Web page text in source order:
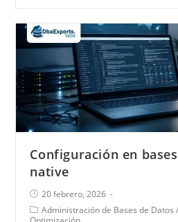
Configuración en
native
20 febrero, 2026
Administración de Bases de Datos /